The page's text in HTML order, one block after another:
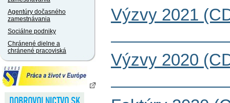
Agentúry dočasného
zamestnávania
Sociálne podniky
Chránené dielne a
chránené pracoviská
Výzvy 2021
Výzvy 2020